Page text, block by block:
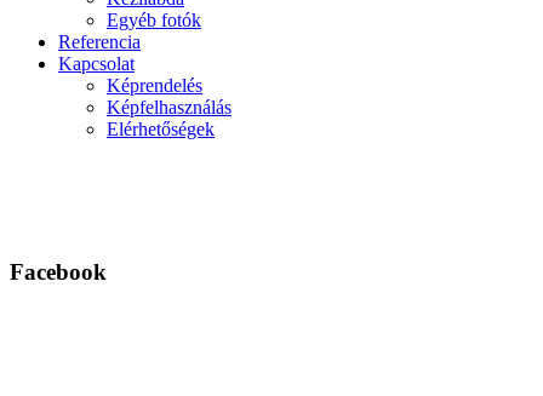
Egyéb fotók
Referencia
Kapcsolat
Képrendelés
Képfelhasználás
Elérhetőségek
Facebook